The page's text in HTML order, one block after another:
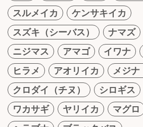
スルメイカ
ケンサキイカ
スズキ（シーバス）
ナマズ
ニジマス
アマゴ イワナ
ヒラメ
アオリイカ
メジナ
クロダイ（チヌ）
シロギス
ワカサギ
ヤリイカ マグロ